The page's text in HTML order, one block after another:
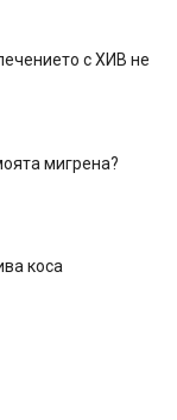
с ХИВ не
мигрена?
коса